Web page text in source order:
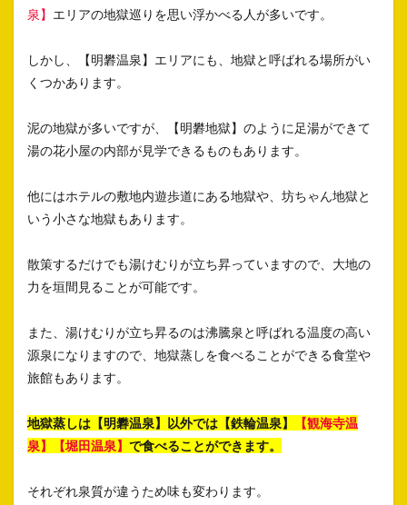
泉】 エリアの地獄巡りを思い浮かべる人が多いです。
しかし、【明礬温泉】エリアにも、地獄と呼ばれる場所がい
くつかあります。
泥の地獄が多いですが、【明礬地獄】のように足湯ができて
湯の花小屋の内部が見学できるものもあります。
他にはホテルの敷地内遊歩道にある地獄や、坊ちゃん地獄と
いう小さな地獄もあります。
散策するだけでも湯けむりが立ち昇っていますので、大地の
力を垣間見ることが可能です。
また、湯けむりが立ち昇るのは沸騰泉と呼ばれる温度の高い
源泉になりますので、地獄蒸しを食べることができる食堂や
旅館もあります。
地獄蒸しは【明礬温泉】以外では【鉄輪温泉】
【観海寺温
泉】
【堀田温泉】 で食べることができます。
それぞれ泉質が違うため味も変わります。